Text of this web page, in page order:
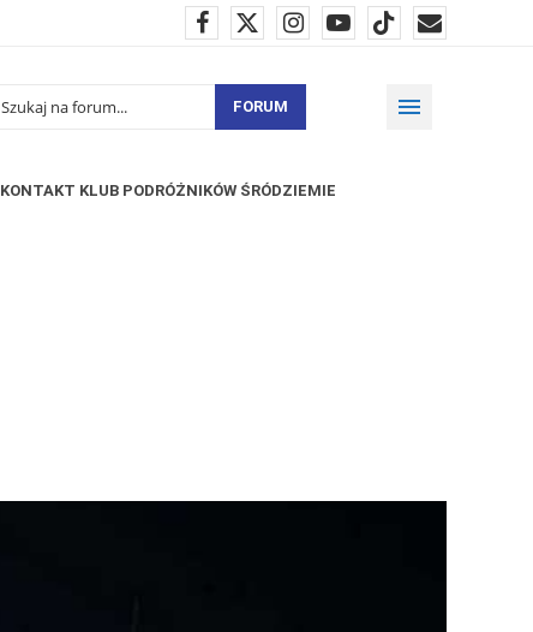
FORUM
KONTAKT KLUB PODRÓŻNIKÓW ŚRÓDZIEMIE